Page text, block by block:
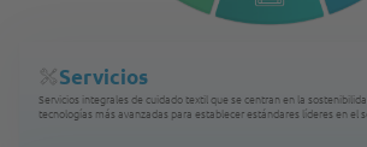
Servicios
Servicios integrales de cuidado textil que se centran en la
tecnologías más avanzadas para establecer estándares líderes en el